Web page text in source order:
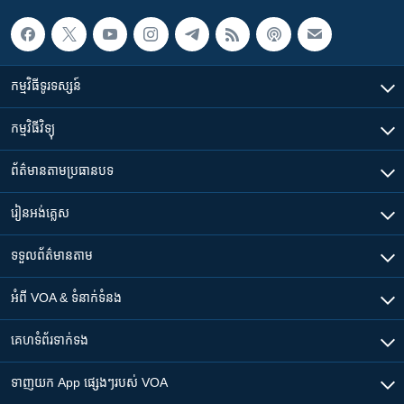
កម្មវិធី​ទូរទស្សន៍
កម្មវិធី​វិទ្យុ
ព័ត៌មាន​តាមប្រធានបទ​
រៀន​​អង់គ្លេស
ទទួល​ព័ត៌មាន​តាម
អំពី​ VOA & ទំនាក់ទំនង
គេហទំព័រ​​ទាក់ទង
ទាញយក​ App ផ្សេងៗ​របស់​ VOA